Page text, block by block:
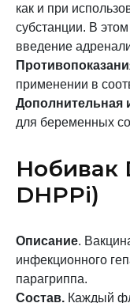
как и при
субстанции. В
введение
применении в
Дополнительная
для беременных
Нобивак
DHPPi)
Описание.
инфекционного
парагриппа.
Состав. Каждый